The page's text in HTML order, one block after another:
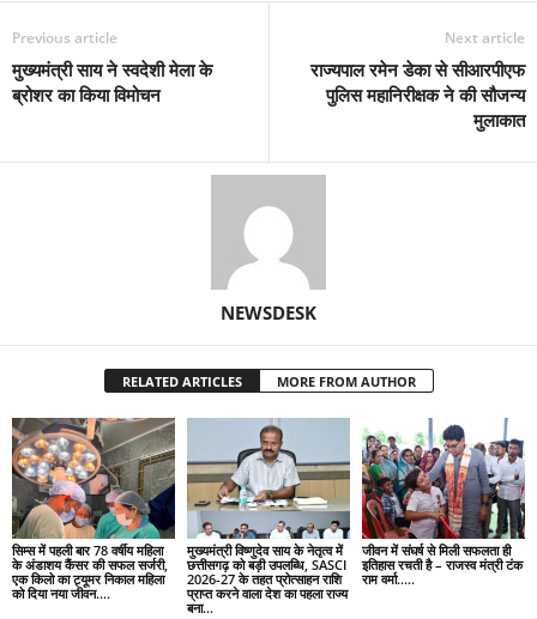
Previous article
मुख्यमंत्री साय ने स्वदेशी मेला के
ब्रोशर का किया विमोचन
Next article
राज्यपाल रमेन डेका से सीआरपीएफ
पुलिस महानिरीक्षक ने की सौजन्य
मुलाकात
NEWSDESK
RELATED ARTICLES MORE FROM AUTHOR
सिम्स में पहली बार 78 वर्षीय महिला
के अंडाशय कैंसर की सफल सर्जरी,
एक किलो का ट्यूमर निकाल महिला
को दिया नया जीवन….
मुख्यमंत्री विष्णुदेव साय के नेतृत्व में
छत्तीसगढ़ को बड़ी उपलब्धि, SASCI
2026-27 के तहत प्रोत्साहन राशि
प्राप्त करने वाला देश का पहला राज्य
बना...
जीवन में संघर्ष से मिली सफलता ही
इतिहास रचती है – राजस्व मंत्री टंक
राम वर्मा…..